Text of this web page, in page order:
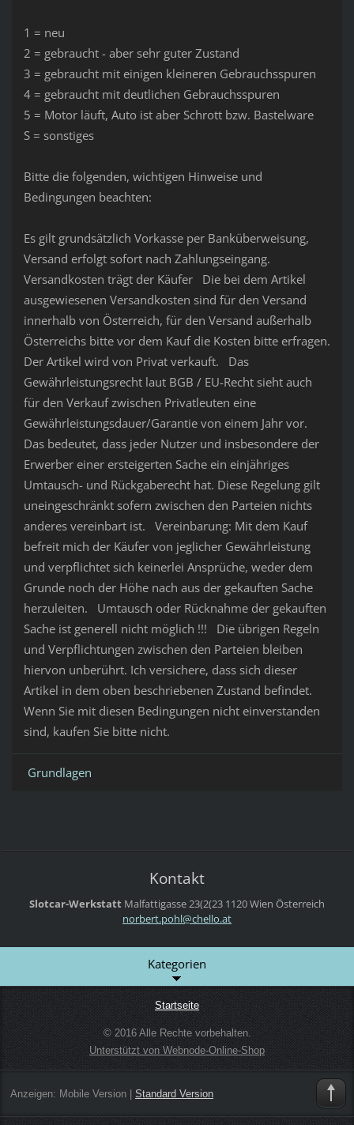
1 = neu
2 = gebraucht - aber sehr guter Zustand
3 = gebraucht mit einigen kleineren Gebrauchsspuren
4 = gebraucht mit deutlichen Gebrauchsspuren
5 = Motor läuft, Auto ist aber Schrott bzw. Bastelware
S = sonstiges
Bitte die folgenden, wichtigen Hinweise und
Bedingungen beachten:
Es gilt grundsätzlich Vorkasse per Banküberweisung,
Versand erfolgt sofort nach Zahlungseingang.
Versandkosten trägt der Käufer Die bei dem Artikel
ausgewiesenen Versandkosten sind für den Versand
innerhalb von Österreich, für den Versand außerhalb
Österreichs bitte vor dem Kauf die Kosten bitte erfragen.
Der Artikel wird von Privat verkauft. Das
Gewährleistungsrecht laut BGB / EU-Recht sieht auch
für den Verkauf zwischen Privatleuten eine
Gewährleistungsdauer/Garantie von einem Jahr vor.
Das bedeutet, dass jeder Nutzer und insbesondere der
Erwerber einer ersteigerten Sache ein einjähriges
Umtausch- und Rückgaberecht hat. Diese Regelung gilt
uneingeschränkt sofern zwischen den Parteien nichts
anderes vereinbart ist. Vereinbarung: Mit dem Kauf
befreit mich der Käufer von jeglicher Gewährleistung
und verpflichtet sich keinerlei Ansprüche, weder dem
Grunde noch der Höhe nach aus der gekauften Sache
herzuleiten. Umtausch oder Rücknahme der gekauften
Sache ist generell nicht möglich !!! Die übrigen Regeln
und Verpflichtungen zwischen den Parteien bleiben
hiervon unberührt. Ich versichere, dass sich dieser
Artikel in dem oben beschriebenen Zustand befindet.
Wenn Sie mit diesen Bedingungen nicht einverstanden
sind, kaufen Sie bitte nicht.
Grundlagen
Kontakt
Slotcar-Werkstatt Malfattigasse 23(2(23 1120 Wien Österreich
norbert.pohl@chello.at
Kategorien
Startseite
© 2016 Alle Rechte vorbehalten.
Unterstützt von Webnode-Online-Shop
Anzeigen: Mobile Version| Standard Version